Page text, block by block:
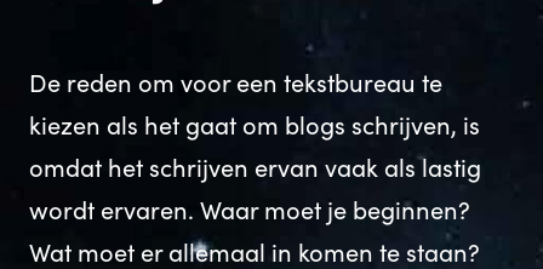
De reden om voor een tekstbureau te
kiezen als het gaat om blogs schrijven, is
omdat het schrijven ervan vaak als lastig
wordt ervaren. Waar moet je beginnen?
Wat moet er allemaal in komen te staan?